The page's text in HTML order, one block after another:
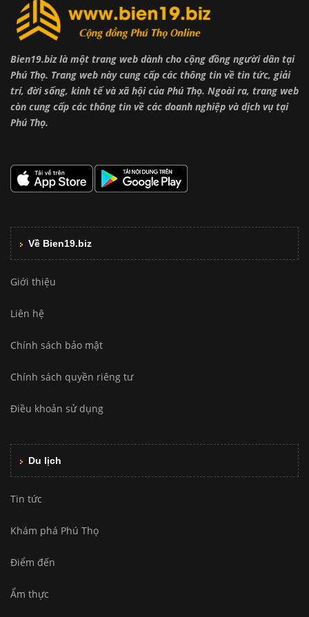
Bien19.biz là một trang web dành cho cộng đồng người dân tại
Phú Thọ. Trang web này cung cấp các thông tin về tin tức, giải
trí, đời sống, kinh tế và xã hội của Phú Thọ. Ngoài ra, trang web
còn cung cấp các thông tin về các doanh nghiệp và dịch vụ tại
Phú Thọ.
Về Bien19.biz
Giới thiệu
Liên hệ
Chính sách bảo mật
Chính sách quyền riêng tư
Điều khoản sử dụng
Du lịch
Tin tức
Khám phá Phú Thọ
Điểm đến
Ẩm thực